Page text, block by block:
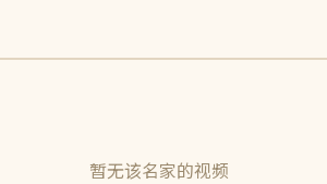
暂无该名家的视频